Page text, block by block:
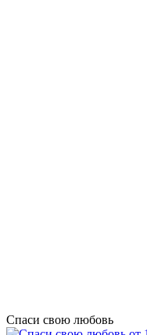
Спаси свою любовь